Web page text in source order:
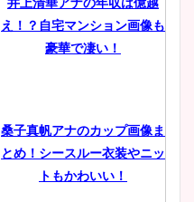
鈴木唯の太ってた時の体重が
ヤバすぎww原因や痩せたダ
豊島実季アナのカップ画像ま
とめ！美脚や水着姿に年齢も
え！？自宅マンション画像も
豪華で凄い！
桑子真帆アナのカップ画像ま
とめ！シースルー衣装やニッ
トもかわいい！